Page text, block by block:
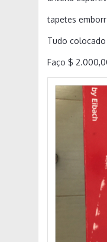
tapetes
Tudo
Faço $